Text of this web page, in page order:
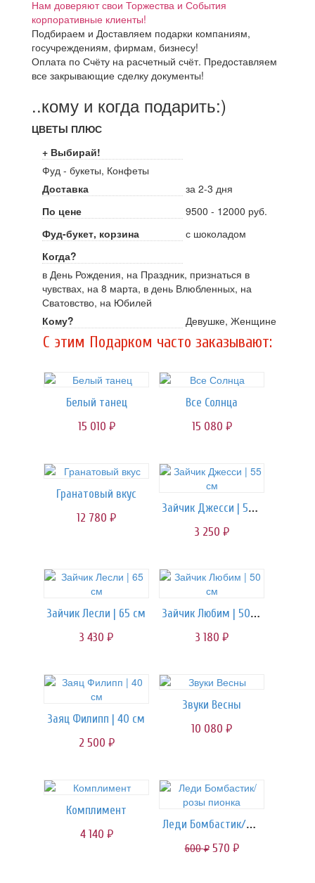
Нам доверяют свои Торжества и События
корпоративные клиенты!
Подбираем и Доставляем подарки компаниям,
госучреждениям, фирмам, бизнесу!
Оплата по Счёту на расчетный счёт. Предоставляем
все закрывающие сделку документы!
..кому и когда подарить:)
ЦВЕТЫ ПЛЮС
+ Выбирай!
Фуд - букеты, Конфеты
Доставка
за 2-3 дня
По цене
9500 - 12000 руб.
Фуд-букет, корзина
с шоколадом
Когда?
в День Рождения, на Праздник, признаться в
чувствах, на 8 марта, в день Влюбленных, на
Сватовство, на Юбилей
Кому?
Девушке, Женщине
C этим Подарком часто заказывают:
Белый танец
15 010 руб.
Все Солнца
15 080 руб.
Гранатовый вкус
12 780 руб.
Зайчик Джесси | 55 см
3 250 руб.
Зайчик Лесли | 65 см
3 430 руб.
Зайчик Любим | 50 см
3 180 руб.
Заяц Филипп | 40 см
2 500 руб.
Звуки Весны
10 080 руб.
Комплимент
4 140 руб.
Леди Бомбастик/розы пионка
600руб. 570 руб.